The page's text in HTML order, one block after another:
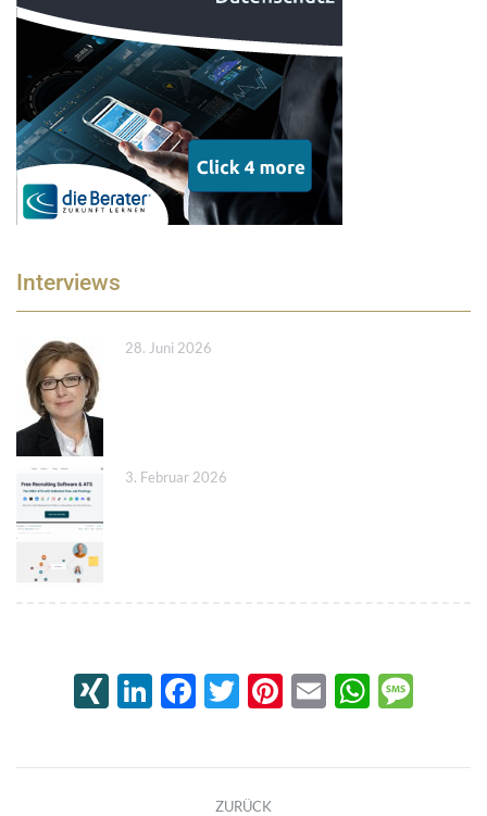
Interviews
28. Juni 2026
3. Februar 2026
XINGLinkedIn
Facebook
Twitter
Pinterest
Email
ZURÜCK